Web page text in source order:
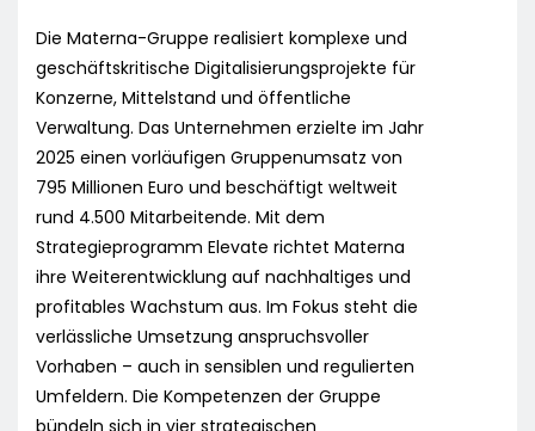
Die Materna-Gruppe realisiert komplexe und
geschäftskritische Digitalisierungsprojekte für
Konzerne, Mittelstand und öffentliche
Verwaltung. Das Unternehmen erzielte im Jahr
2025 einen vorläufigen Gruppenumsatz von
795 Millionen Euro und beschäftigt weltweit
rund 4.500 Mitarbeitende. Mit dem
Strategieprogramm Elevate richtet Materna
ihre Weiterentwicklung auf nachhaltiges und
profitables Wachstum aus. Im Fokus steht die
verlässliche Umsetzung anspruchsvoller
Vorhaben – auch in sensiblen und regulierten
Umfeldern. Die Kompetenzen der Gruppe